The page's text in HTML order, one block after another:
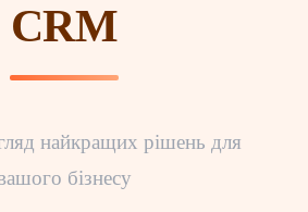
CRM
найкращих рішень для
бізнесу